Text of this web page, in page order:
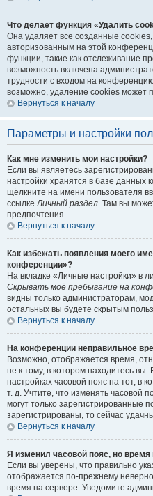
Что делает функция «Удалить
Она удаляет все созданные
авторизованным на этой
функции, такие как отслеживание
возможность включена
трудности с входом на
возможно, удаление cookies может
Вернуться к началу
Параметры и настройки
Как мне изменить мои настройки?
Если вы являетесь
настройки хранятся в базе
щёлкните на имени пользователя
ссылкеЛичный раздел. Там вы
предпочтения.
Вернуться к началу
Как избежать появления моего
конференции»?
На вкладке «Личные настройки» в
Скрывать моё пребывание на
видны только администраторам,
остальных вы будете скрытым
Вернуться к началу
На конференции неправильное
Возможно, отображается время,
не к тому, в котором находитесь
настройках часовой пояс на тот, в
т. д. Учтите, что изменять часовой
могут только зарегистрированные
зарегистрированы, то сейчас
Вернуться к началу
Я изменил часовой пояс, но время
Если вы уверены, что правильно
отображается по-прежнему
время на сервере. Уведомите